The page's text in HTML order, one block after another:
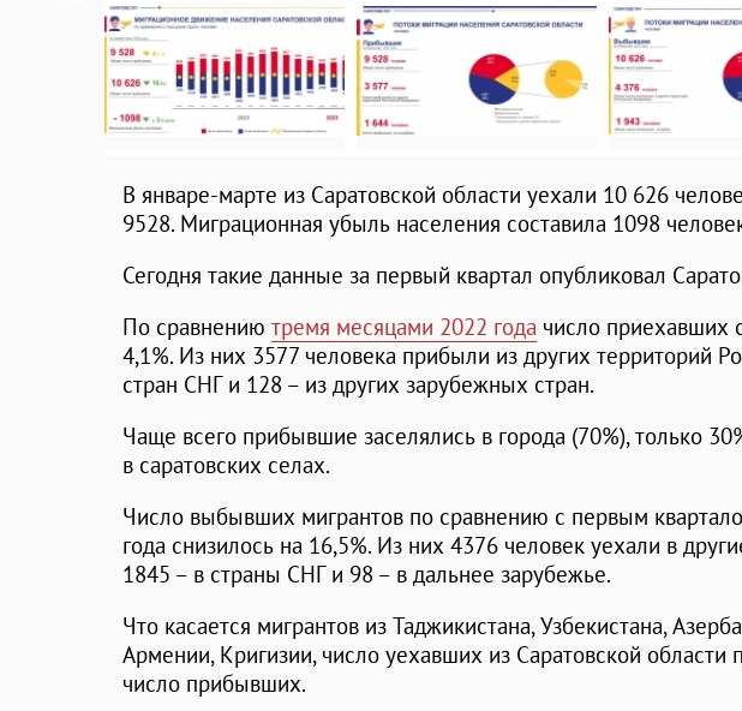
В январе-марте из Саратовской области уехали 10 626
9528. Миграционная убыль населения составила 1098
Сегодня такие данные за первый квартал опубликовал
По сравнению тремя месяцами 2022 года число приехавших
4,1%. Из них 3577 человека прибыли из других территорий
стран СНГ и 128 – из других зарубежных стран.
Чаще всего прибывшие заселялись в города (70%), только
в саратовских селах.
Число выбывших мигрантов по сравнению с первым
года снизилось на 16,5%. Из них 4376 человек уехали в
1845 – в страны СНГ и 98 – в дальнее зарубежье.
Что касается мигрантов из Таджикистана, Узбекистана,
Армении, Кригизии, число уехавших из Саратовской области
число прибывших.